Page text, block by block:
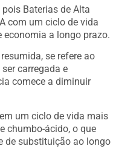
Baterias de Alta
com um ciclo de vida
a longo prazo.
resumida, se refere ao
carregada e
comece a diminuir
um ciclo de vida mais
chumbo-ácido, o que
de substituição ao longo